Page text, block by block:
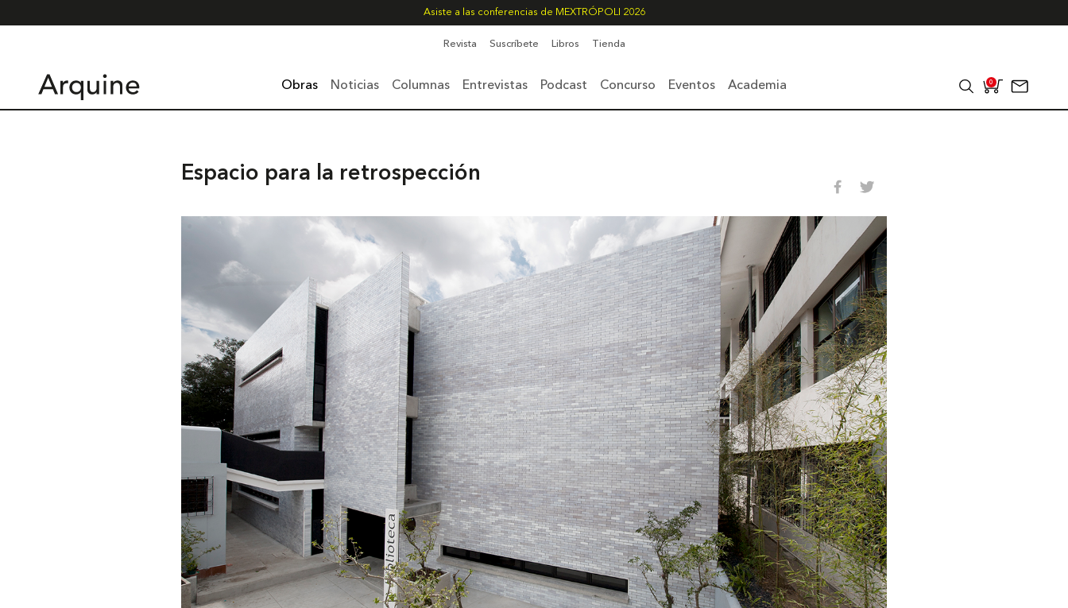
Asiste a las conferencias de MEXTRÓPOLI 2026
Revista Suscríbete Libros Tienda
Obras Noticias Columnas Entrevistas Podcast Concurso Eventos Academia 0
Espacio para la retrospección